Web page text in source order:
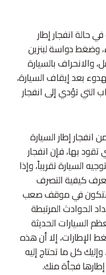
حالة انفجار إطار
وضغط دواسة لبنزين
والانحراف بالسيارة
بعد إيقاف السيارة،
تؤدي إلى انفجار
انفجار إطار السيارة
بها، فإن انفجار
السيارة تقريباً، وإذا
كيفية التصرف
ستكون في موقف صعب
الحوادث المرتبطة
السيارات الحديثة
الإطارات، إلا أن هذه
كل ما تحتاج إليه
فجأة منك.